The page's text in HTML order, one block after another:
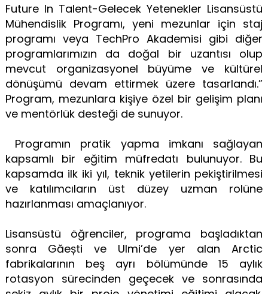
Future In Talent-Gelecek Yetenekler Lisansüstü
Mühendislik Programı, yeni mezunlar için staj
programı veya TechPro Akademisi gibi diğer
programlarımızın da doğal bir uzantısı olup
mevcut organizasyonel büyüme ve kültürel
dönüşümü devam ettirmek üzere tasarlandı.”
Program, mezunlara kişiye özel bir gelişim planı
ve mentörlük desteği de sunuyor.
Programın pratik yapma imkanı sağlayan
kapsamlı bir eğitim müfredatı bulunuyor. Bu
kapsamda ilk iki yıl, teknik yetilerin pekiştirilmesi
ve katılımcıların üst düzey uzman rolüne
hazırlanması amaçlanıyor.
Lisansüstü öğrenciler, programa başladıktan
sonra Găești ve Ulmi’de yer alan Arctic
fabrikalarının beş ayrı bölümünde 15 aylık
rotasyon sürecinden geçecek ve sonrasında